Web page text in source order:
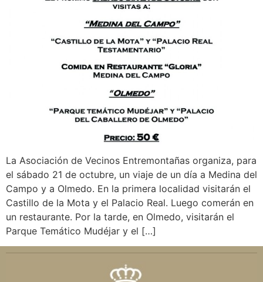
La Asociación de Vecinos Entremontañas organiza, para
el sábado 21 de octubre, un viaje de un día a Medina del
Campo y a Olmedo. En la primera localidad visitarán el
Castillo de la Mota y el Palacio Real. Luego comerán en
un restaurante. Por la tarde, en Olmedo, visitarán el
Parque Temático Mudéjar y el […]